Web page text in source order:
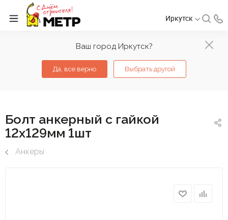
Ваш город Иркутск?
Да, все верно Выбрать другой
Иркутск
Болт анкерный с гайкой
12х129мм 1шт
Анкеры